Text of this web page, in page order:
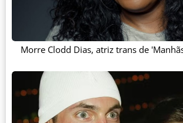
Morre Clodd Dias, atriz trans de